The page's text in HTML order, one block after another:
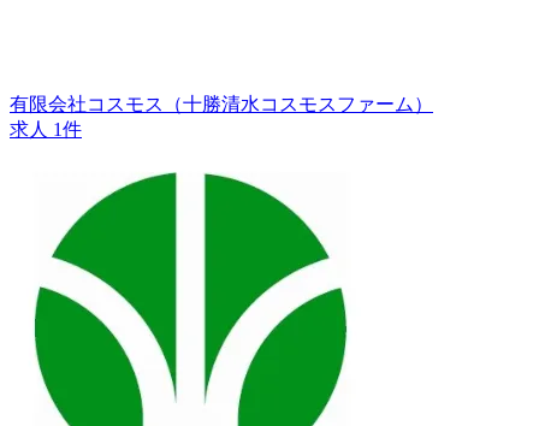
有限会社コスモス（十勝清水コスモスファーム）
求人 1件